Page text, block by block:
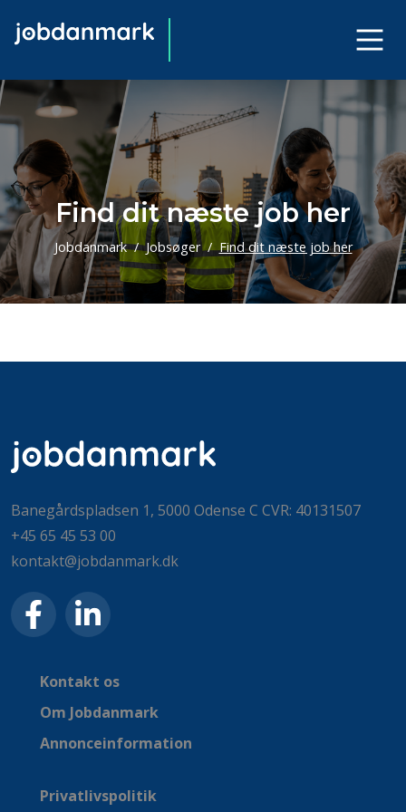
Find dit næste job her
Jobdanmark Jobsøger Find dit næste job her
Banegårdspladsen 1, 5000 Odense C CVR: 40131507
+45 65 45 53 00
kontakt@jobdanmark.dk
Kontakt os
Om Jobdanmark
Annonceinformation
Privatlivspolitik